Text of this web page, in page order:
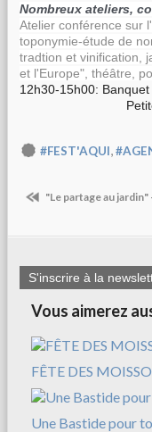
Nombreux ateliers,
Atelier conférence sur
toponymie-étude de
tradtion et vinification,
et l'Europe", théâtre,
12h30-15h00:
Petite
#FEST'AQUI
"Le partage au
S'inscrire à la
Vous aimerez
FÊTE DES
Une Bastide pour